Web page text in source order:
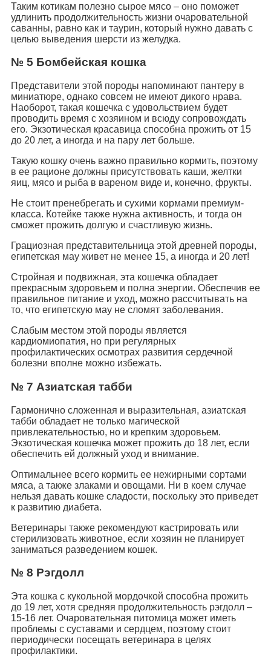
Таким котикам полезно сырое мясо – оно поможет
удлинить продолжительность жизни очаровательной
саванны, равно как и таурин, который нужно давать с
целью выведения шерсти из желудка.
№ 5 Бомбейская кошка
Представители этой породы напоминают пантеру в
миниатюре, однако совсем не имеют дикого нрава.
Наоборот, такая кошечка с удовольствием будет
проводить время с хозяином и всюду сопровождать
его. Экзотическая красавица способна прожить от 15
до 20 лет, а иногда и на пару лет больше.
Такую кошку очень важно правильно кормить, поэтому
в ее рационе должны присутствовать каши, желтки
яиц, мясо и рыба в вареном виде и, конечно, фрукты.
Не стоит пренебрегать и сухими кормами премиум-
класса. Котейке также нужна активность, и тогда он
сможет прожить долгую и счастливую жизнь.
Грациозная представительница этой древней породы,
египетская мау живет не менее 15, а иногда и 20 лет!
Стройная и подвижная, эта кошечка обладает
прекрасным здоровьем и полна энергии. Обеспечив ее
правильное питание и уход, можно рассчитывать на
то, что египетскую мау не сломят заболевания.
Слабым местом этой породы является
кардиомиопатия, но при регулярных
профилактических осмотрах развития сердечной
болезни вполне можно избежать.
№ 7 Азиатская табби
Гармонично сложенная и выразительная, азиатская
табби обладает не только магической
привлекательностью, но и крепким здоровьем.
Экзотическая кошечка может прожить до 18 лет, если
обеспечить ей должный уход и внимание.
Оптимальнее всего кормить ее нежирными сортами
мяса, а также злаками и овощами. Ни в коем случае
нельзя давать кошке сладости, поскольку это приведет
к развитию диабета.
Ветеринары также рекомендуют кастрировать или
стерилизовать животное, если хозяин не планирует
заниматься разведением кошек.
№ 8 Рэгдолл
Эта кошка с кукольной мордочкой способна прожить
до 19 лет, хотя средняя продолжительность рэгдолл –
15-16 лет. Очаровательная питомица может иметь
проблемы с суставами и сердцем, поэтому стоит
периодически посещать ветеринара в целях
профилактики.